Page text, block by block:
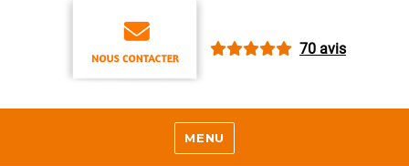
70 avis
MENU